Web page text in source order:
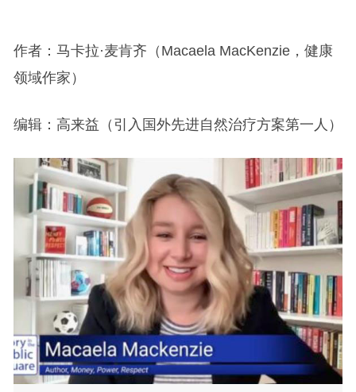
作者：马卡拉·麦肯齐（Macaela MacKenzie，健康
领域作家）
编辑：高来益（引入国外先进自然治疗方案第一人）